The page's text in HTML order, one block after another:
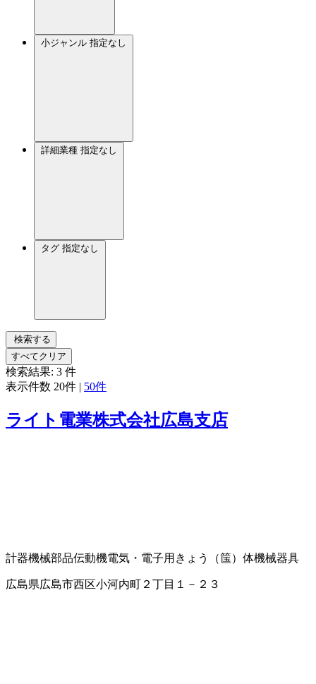
小ジャンル 指定なし
詳細業種 指定なし
タグ 指定なし
検索する
すべてクリア
検索結果: 3 件
表示件数 20件 | 50件
ライト電業株式会社広島支店
計器機械部品伝動機電気・電子用きょう（筺）体機械器具
広島県広島市西区小河内町２丁目１－２３